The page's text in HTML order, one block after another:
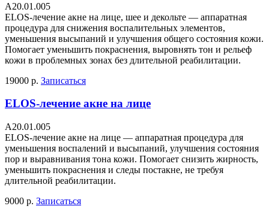
A20.01.005
ELOS-лечение акне на лице, шее и декольте — аппаратная
процедура для снижения воспалительных элементов,
уменьшения высыпаний и улучшения общего состояния кожи.
Помогает уменьшить покраснения, выровнять тон и рельеф
кожи в проблемных зонах без длительной реабилитации.
19000 р. Записаться
ELOS-лечение акне на лице
A20.01.005
ELOS-лечение акне на лице — аппаратная процедура для
уменьшения воспалений и высыпаний, улучшения состояния
пор и выравнивания тона кожи. Помогает снизить жирность,
уменьшить покраснения и следы постакне, не требуя
длительной реабилитации.
9000 р. Записаться